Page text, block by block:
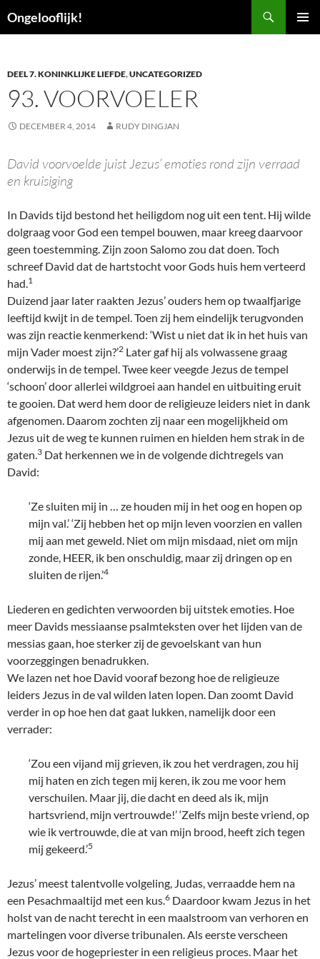
naar
Ongelooflijk!
DEEL 7. KONINKLIJKE LIEFDE,UNCATEGORIZED
93. VOORVOELER
DECEMBER 4, 2014 RUDY DINGJAN
David voorvoelde juist Jezus’ emoties rond zijn verraad
en kruisiging
In Davids tijd bestond het heiligdom nog uit een tent. Hij wilde
dolgraag voor God een tempel bouwen, maar kreeg daarvoor
geen toestemming. Zijn zoon Salomo zou dat doen. Toch
schreef David dat de hartstocht voor Gods huis hem verteerd
had.1
Duizend jaar later raakten Jezus’ ouders hem op twaalfjarige
leeftijd kwijt in de tempel. Toen zij hem eindelijk terugvonden
was zijn reactie kenmerkend: ‘Wist u niet dat ik in het huis van
mijn Vader moest zijn?’2 Later gaf hij als volwassene graag
onderwijs in de tempel. Twee keer veegde Jezus de tempel
‘schoon’ door allerlei wildgroei aan handel en uitbuiting eruit
te gooien. Dat werd hem door de religieuze leiders niet in dank
afgenomen. Daarom zochten zij naar een mogelijkheid om
Jezus uit de weg te kunnen ruimen en hielden hem strak in de
gaten.3 Dat herkennen we in de volgende dichtregels van
David:
‘Ze sluiten mij in … ze houden mij in het oog en hopen op
mijn val.’ ‘Zij hebben het op mijn leven voorzien en vallen
mij aan met geweld. Niet om mijn misdaad, niet om mijn
zonde, HEER, ik ben onschuldig, maar zij dringen op en
sluiten de rijen.’4
Liederen en gedichten verwoorden bij uitstek emoties. Hoe
meer Davids messiaanse psalmteksten over het lijden van de
messias gaan, hoe sterker zij de gevoelskant van hun
voorzeggingen benadrukken.
We lazen net hoe David vooraf bezong hoe de religieuze
leiders Jezus in de val wilden laten lopen. Dan zoomt David
verder in op hoe hen dat gaat lukken, namelijk door een
verrader:
‘Zou een vijand mij grieven, ik zou het verdragen, zou hij
mij haten en zich tegen mij keren, ik zou me voor hem
verschuilen. Maar jij, die dacht en deed als ik, mijn
hartsvriend, mijn vertrouwde!’ ‘Zelfs mijn beste vriend, op
wie ik vertrouwde, die at van mijn brood, heeft zich tegen
mij gekeerd.’5
Jezus’ meest talentvolle volgeling, Judas, verraadde hem na
een Pesachmaaltijd met een kus.6 Daardoor kwam Jezus in het
holst van de nacht terecht in een maalstroom van verhoren en
martelingen voor diverse tribunalen. Als eerste verscheen
Jezus voor de hogepriester in een religieus proces. Maar het